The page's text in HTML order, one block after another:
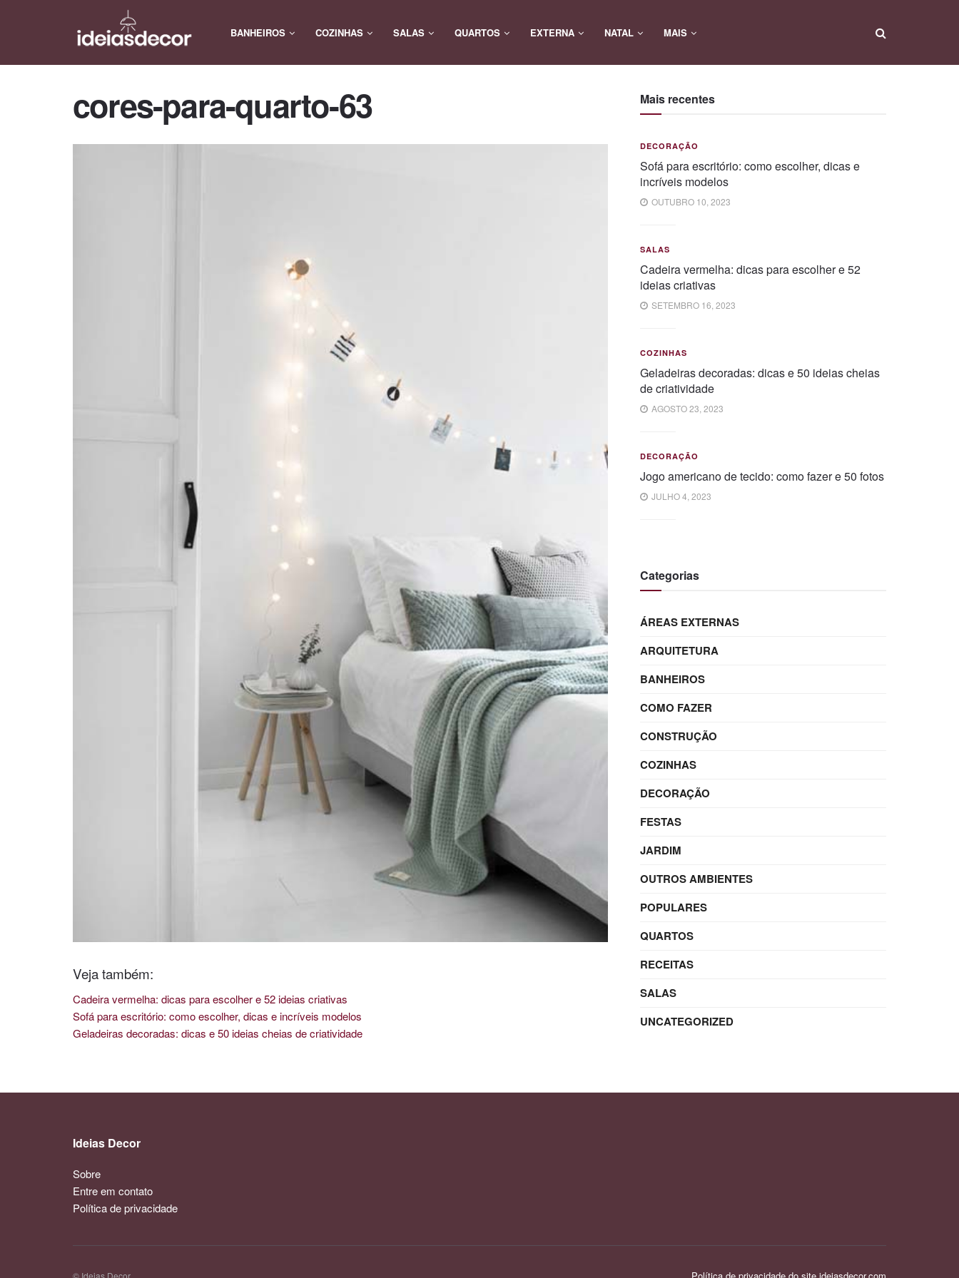
BANHEIROS COZINHAS SALAS QUARTOS EXTERNA NATAL MAIS
cores-para-quarto-63
Veja também:
Cadeira vermelha: dicas para escolher e 52 ideias criativas
Sofá para escritório: como escolher, dicas e incríveis modelos
Geladeiras decoradas: dicas e 50 ideias cheias de criatividade
Mais recentes
DECORAÇÃO
Sofá para escritório: como escolher, dicas e
incríveis modelos
OUTUBRO 10, 2023
SALAS
Cadeira vermelha: dicas para escolher e 52
ideias criativas
SETEMBRO 16, 2023
COZINHAS
Geladeiras decoradas: dicas e 50 ideias cheias
de criatividade
AGOSTO 23, 2023
DECORAÇÃO
Jogo americano de tecido: como fazer e 50 fotos
JULHO 4, 2023
Categorias
ÁREAS EXTERNAS
ARQUITETURA
BANHEIROS
COMO FAZER
CONSTRUÇÃO
COZINHAS
DECORAÇÃO
FESTAS
JARDIM
OUTROS AMBIENTES
POPULARES
QUARTOS
RECEITAS
SALAS
UNCATEGORIZED
Ideias Decor
Sobre
Entre em contato
Política de privacidade
© Ideias Decor